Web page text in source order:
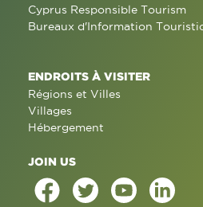
Cyprus Responsible Tourism
Bureaux d'Information
ENDROITS À VISITER
Régions et Villes
Villages
Hébergement
JOIN US